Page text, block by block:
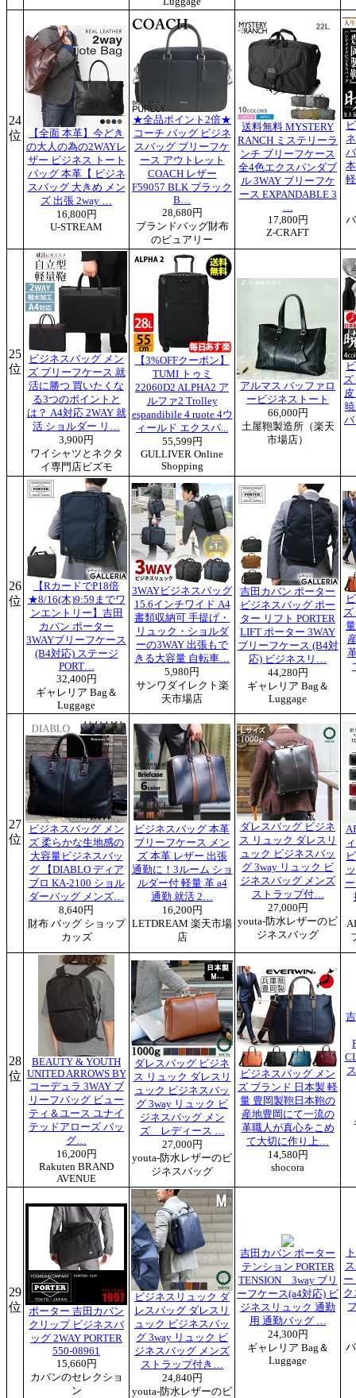
24
位
【全面 本革】今どき
の大人の為の2WAYレ
ザー ビジネス トート
バッグ 本革【 ビジネ
スバッグ 大きめ メン
ズ 出張 2way …
16,800円
U-STREAM
★全品ポイント2倍★
コーチ バッグ ビジネ
スバッグ ブリーフケ
ース アウトレット
COACH レザー
F59057 BLK ブラック
B…
28,680円
ブランドバッグ財布
のピュアリー
送料無料 MYSTERY
RANCH ミステリーラ
ンチ ブリーフケース
全4色エクスパンダブ
ル 3WAY ブリーフケ
ース EXPANDABLE 3
…
17,800円
Z-CRAFT
25
位
ビジネスバッグ メン
ズ ブリーフケース 就
活に勝つ 買いたくな
る3つのポイントと
は？ A4対応 2WAY 就
活 ショルダー リ…
3,900円
ワイシャツとネクタ
イ専門店ビズモ
【3%OFFクーポン】
TUMI トゥミ
22060D2 ALPHA2 ア
ルファ2 Trolley
espandibile 4 ruote 4ウ
ィールド エクスパ...
55,599円
GULLIVER Online
Shopping
アルマス バッファロ
ービジネストート
66,000円
土屋鞄製造所（楽天
市場店）
ズ
バ
26
位
【RカードでP18倍
★8/16(木)9:59までワ
ンエントリー】吉田
カバン ポーター
3WAYブリーフケース
(B4対応) ステージ
PORT…
32,400円
ギャレリア Bag＆
Luggage
3WAYビジネスバッグ
15.6インチワイド A4
書類収納可 手提げ・
リュック・ショルダ
ーの3WAY 出張もで
きる大容量 自転車…
5,980円
サンワダイレクト楽
天市場店
吉田カバン ポーター
ビジネスバッグ ポー
ター リフト PORTER
LIFT ポーター 3WAY
ブリーフケース (B4対
応) ビジネスリ…
44,280円
ギャレリア Bag＆
Luggage
ズ
27
位
ビジネスバッグ メン
ズ 柔らかな生地感の
大容量ビジネスバッ
グ 【DIABLO ディア
ブロ KA-2100 ショル
ダーバッグ メンズ…
8,640円
財布 バッグ ショップ
カッズ
ビジネスバッグ 本革
ブリーフケース メン
ズ 本革 レザー 出張
通勤に！3ルーム ショ
ルダー付 軽量 革 a4
通勤 就活 2…
16,200円
LETDREAM 楽天市場
店
ダレスバッグ ビジネ
ス リュック ダレスリ
ュック ビジネスバッ
グ 3way リュック ビ
ジネスバッグ メンズ
ストラップ付…
27,000円
youta-防水レザーのビ
ジネスバッグ
28
位
BEAUTY & YOUTH
UNITED ARROWS BY
コーデュラ 3WAY ブ
リーフバッグ ビュー
ティ＆ユース ユナイ
テッドアローズ バッ
グ…
16,200円
Rakuten BRAND
AVENUE
ダレスバッグ ビジネ
ス リュック ダレスリ
ュック ビジネスバッ
グ 3way リュック ビ
ジネスバッグ メン
ズ レディース …
27,000円
youta-防水レザーのビ
ジネスバッグ
ビジネスバッグ メン
ズ ブランド 日本製 軽
量 豊岡製鞄日本鞄の
産地豊岡にて一流の
革職人が真心をこめ
て大切に作り上…
14,580円
shocora
29
位
ポーター 吉田カバン
クリップ ビジネスバ
ッグ 2WAY PORTER
550-08961
15,660円
カバンのセレクショ
ン
ビジネスリュック ダ
レスバッグ ダレスリ
ュック ビジネスバッ
グ 3way リュック ビ
ジネスバッグ メンズ
ストラップ付き…
24,840円
youta-防水レザーのビ
吉田カバン ポーター
テンション PORTER
TENSION 3way ブリ
ーフケース(a4対応) ビ
ジネスリュック 通勤
用 通勤バッグ …
24,300円
ギャレリア Bag＆
Luggage
ー
ク